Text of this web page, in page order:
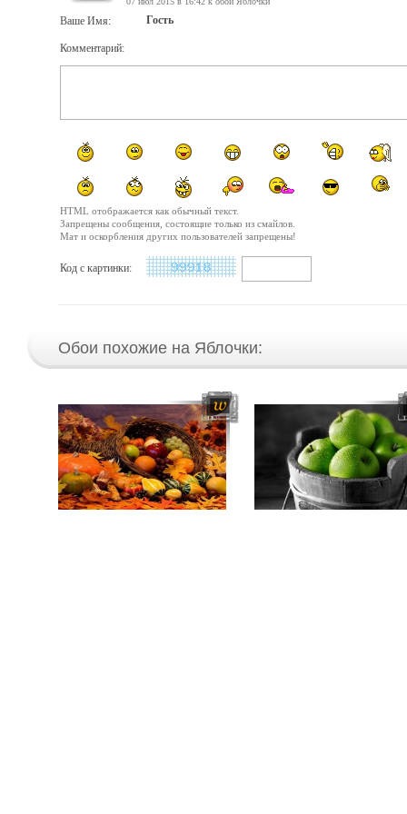
Ваше Имя: Гость
Комментарий:
HTML отображается как обычный текст.
Запрещены сообщения, состоящие только из смайлов.
Мат и оскорбления других пользователей запрещены!
Код с картинки:
Обои похожие на Яблочки: